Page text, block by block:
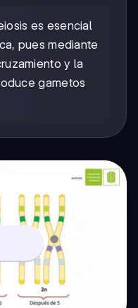
es esencial
pues mediante
y la
gametos